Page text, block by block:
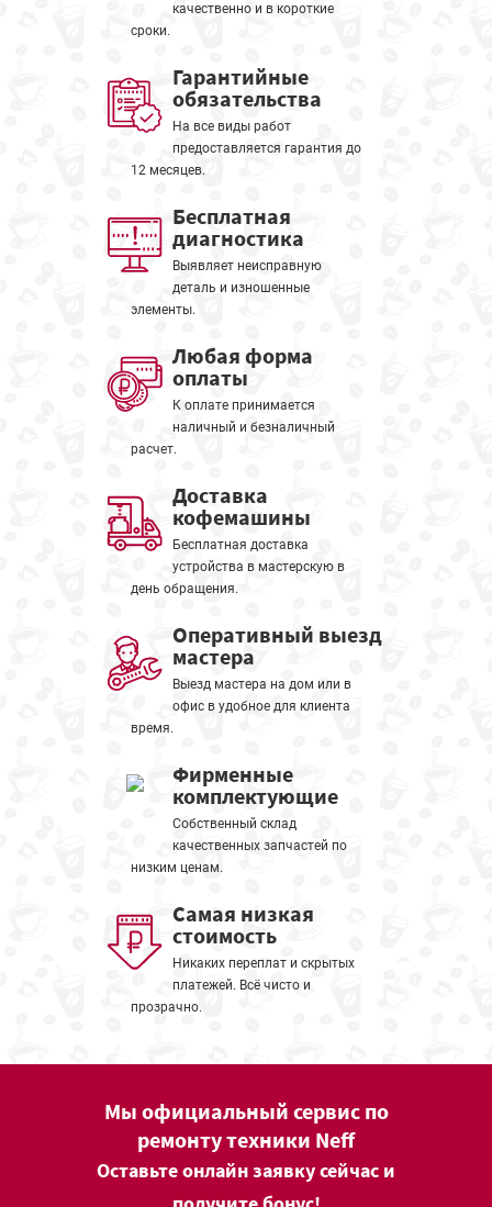
качественно и в короткие
сроки.
Гарантийные
обязательства
На все виды работ
предоставляется гарантия до
12 месяцев.
Бесплатная
диагностика
Выявляет неисправную
деталь и изношенные
элементы.
Любая форма
оплаты
К оплате принимается
наличный и безналичный
расчет.
Доставка
кофемашины
Бесплатная доставка
устройства в мастерскую в
день обращения.
Оперативный выезд
мастера
Выезд мастера на дом или в
офис в удобное для клиента
время.
Фирменные
комплектующие
Собственный склад
качественных запчастей по
низким ценам.
Самая низкая
стоимость
Никаких переплат и скрытых
платежей. Всё чисто и
прозрачно.
Мы официальный сервис по
ремонту техники Neff
Оставьте онлайн заявку сейчас и